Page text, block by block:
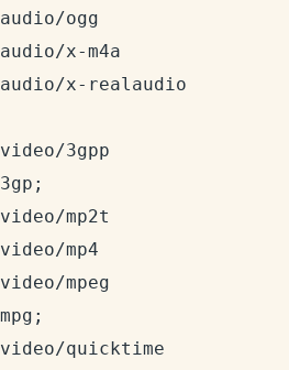
audio/ogg
audio/x-m4a
audio/x-realaudio
video/3gpp
3gp;
video/mp2t
video/mp4
video/mpeg
mpg;
video/quicktime